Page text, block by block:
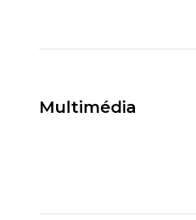
Multimédia